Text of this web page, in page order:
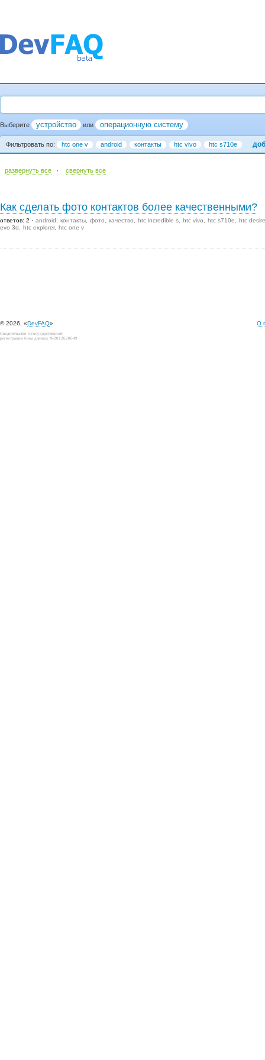
Выберите устройство или операционную систему
Фильтровать по: htc one v android контакты htc vivo htc s710e
развернуть все · cвернуть все
Как сделать фото контактов более качественными?
ответов: 2 android контакты фото качество htc incredible s htc vivo htc s710e
htc
evo 3d
htc explorer htc one v
© 2026, «DevFAQ». О
Свидетельство о государственной
регистрации базы данных №2012620649.